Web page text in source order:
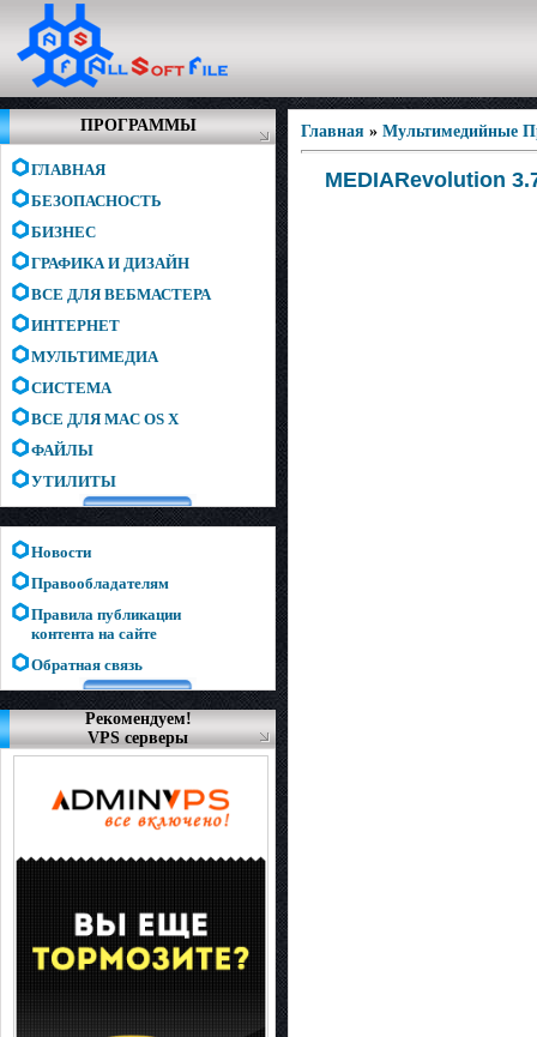
ПРОГРАММЫ
ГЛАВНАЯ
БЕЗОПАСНОСТЬ
БИЗНЕС
ГРАФИКА И ДИЗАЙН
ВСЕ ДЛЯ ВЕБМАСТЕРА
ИНТЕРНЕТ
МУЛЬТИМЕДИА
СИСТЕМА
ВСЕ ДЛЯ MAC OS X
ФАЙЛЫ
УТИЛИТЫ
Новости
Правообладателям
Правила публикации
контента на сайте
Обратная связь
Рекомендуем!
VPS серверы
Главная » Мультимедийные
MEDIARevolution